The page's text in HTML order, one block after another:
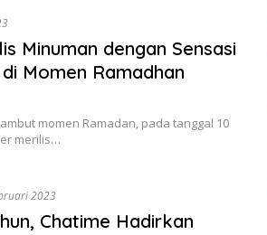
Minuman dengan Sensasi
Momen Ramadhan
momen Ramadan, pada tanggal 10
merilis…
2023
Chatime Hadirkan